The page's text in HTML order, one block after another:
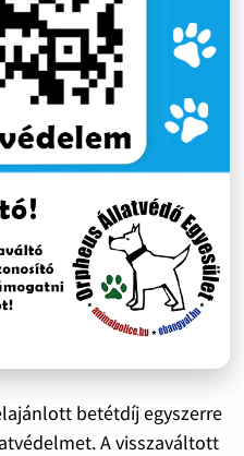
betétdíj egyszerre
A visszaváltott